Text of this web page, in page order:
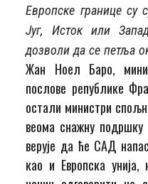
Европске границе су
Југ, Исток или
дозволи да се петља
Жан Ноел Баро,
послове републике
остали министри
веома снажну
верује да ће САД
као и Европска